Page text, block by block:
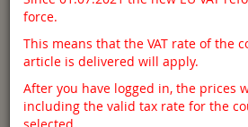
ToggleMenü
force.
This means that the VAT rate of the
article is delivered will apply.
After you have logged in, the prices
including the valid tax rate for the